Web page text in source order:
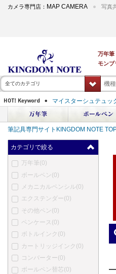
カメラ専門店： MAP CAMERA 写真
全てのカテゴリ
筆記具専門サイトKINGDOM NOTE
カテゴリで絞る
万年筆 (0)
ボールペン (0)
メカニカルペンシル(0)
エクステンダー(0)
その他ペン (0)
ペンケース (0)
ボトルインク (0)
カートリッジインク (0)
コンバーター(0)
ボールペン替芯(0)